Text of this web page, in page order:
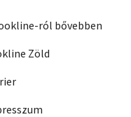
ról bővebben
Zöld